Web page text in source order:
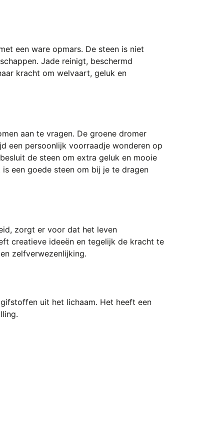
een ware opmars. De steen is niet
Jade reinigt, beschermd
kracht om welvaart, geluk en
aan te vragen. De groene dromer
een persoonlijk voorraadje wonderen op
de steen om extra geluk en mooie
een goede steen om bij je te dragen
zorgt er voor dat het leven
creatieve ideeën en tegelijk de kracht te
zelfverwezenlijking.
uit het lichaam. Het heeft een